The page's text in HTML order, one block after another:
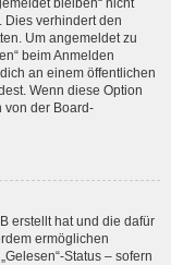
bleiben“ nicht
Dies verhindert den
Um angemeldet zu
beim Anmelden
an einem öffentlichen
Wenn diese Option
von der Board-
erstellt hat und die dafür
ermöglichen
Status – sofern